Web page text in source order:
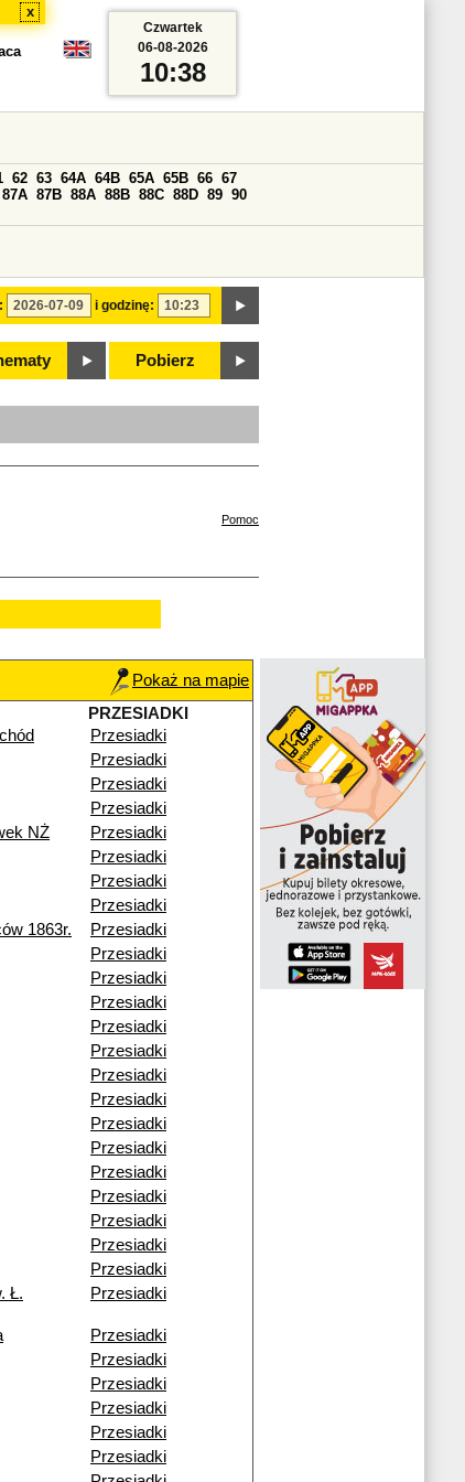
x
i godzinę:
62 63 64A 64B 65A 65B 66 67
87A 87B 88A 88B 88C 88D 89 90
Pobierz
Czwartek
06-08-2026
10:38
Pomoc
Pokaż na mapie
PRZESIADKI
Przesiadki
Przesiadki
Przesiadki
Przesiadki
NŻ
Przesiadki
Przesiadki
Przesiadki
Przesiadki
1863r.
Przesiadki
Przesiadki
Przesiadki
Przesiadki
Przesiadki
Przesiadki
Przesiadki
Przesiadki
Przesiadki
Przesiadki
Przesiadki
Przesiadki
Przesiadki
Przesiadki
Przesiadki
Ł.
Przesiadki
Przesiadki
Przesiadki
Przesiadki
Przesiadki
Przesiadki
Przesiadki